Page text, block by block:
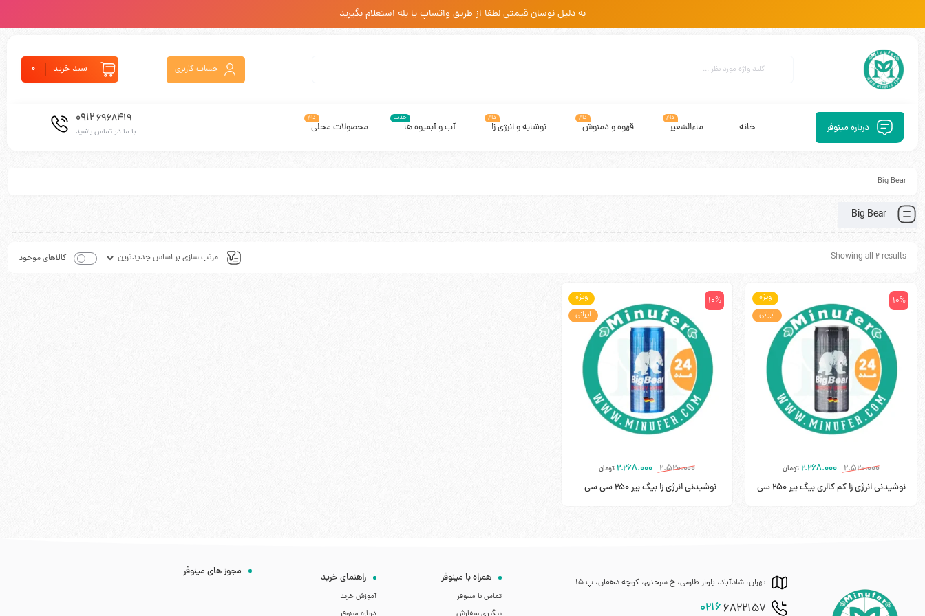
به دلیل نوسان قیمتی لطفا از طریق واتساپ یا بله استعلام بگیرید
حساب کاربری سبد خرید 0
درباره مینوفر خانه ماءالشعیر
داغ
قهوه و دمنوش
داغ
نوشابه و انرژی زا
داغ
آب و آبمیوه ها
جدید
محصولات محلی
داغ 6968419
0912
با ما در تماس باشید
Big Bear
Big Bear
Showing all 2 results کالاهای موجود
ویژه
ایرانی
10%
۲.۵۲۰.۰۰۰ ۲.۲۶۸.۰۰۰ تومان
نوشیدنی انرژی زا کم کالری بیگ بیر 250 سی
ویژه
ایرانی
10%
۲.۵۲۰.۰۰۰ ۲.۲۶۸.۰۰۰تومان
نوشیدنی انرژی زا بیگ بیر 250 سی سی –
تهران، شادآباد، بلوار طارمی، خ سرحدی، کوچه دهقان، پ 15
02166822157
همراه با مینوفر
تماس با مینوفِر
راهنمای خرید
آموزش خرید
مجوز های مینوفر